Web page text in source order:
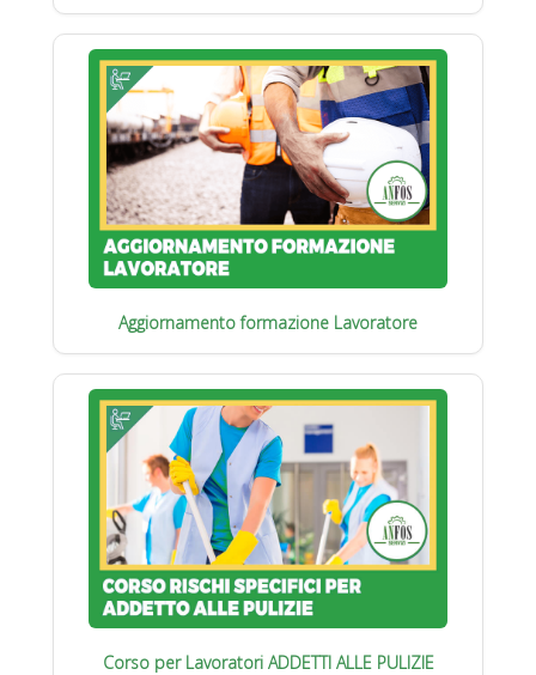
Aggiornamento formazione Lavoratore
Corso per Lavoratori ADDETTI ALLE PULIZIE